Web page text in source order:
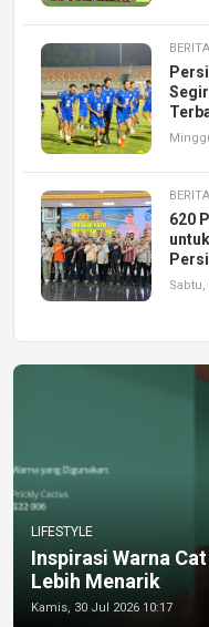
BERITA
BERITA
620
Sabtu,
LIFESTYLE
Inspirasi Warna
Lebih Menarik
Kamis, 30 Jul 2026 10:17